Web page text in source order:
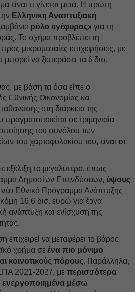
είναι τι γίνεται μετά. Η πρώτη
Ελληνική Αναπτυξιακή
ρόλο «γέφυρας» για τη
Το σχήμα προβλέπει τη
μικρομεσαίες επιχειρήσεις, με
να ξεπεράσει τα 6 δισ.
με βάση τα όσα είπε ο
Οικονομίας και
στη διάρκεια της
σε τριμηνιαία
του συνόλου των
του χαρτοφυλακίου του, είναι οι
εξέλιξη το μεγαλύτερο, όπως
Δημοσίων Επενδύσεων, ύψους
νέο Εθνικό Πρόγραμμα Ανάπτυξης
16,6 δισ. ευρώ για έργα
ανάπτυξη και ενίσχυση της
επιχειρεί να μεταφέρει το βάρος
χρήμα σε ένα πιο μόνιμο
κοινοτικούς πόρους. Παράλληλα,
2021-2027, με περισσότερα
μέσω